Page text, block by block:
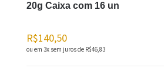
20g Caixa com 16 un
R$140,50
ou em 3x sem juros de R$46,83